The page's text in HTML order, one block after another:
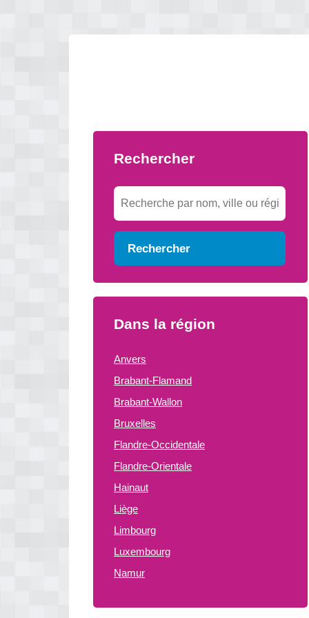
Rechercher
Rechercher
Dans la région
Anvers
Brabant-Flamand
Brabant-Wallon
Bruxelles
Flandre-Occidentale
Flandre-Orientale
Hainaut
Liège
Limbourg
Luxembourg
Namur